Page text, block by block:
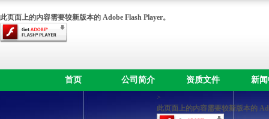
此页面上的内容需要较新版本的 Adobe Flash Player。
首页 公司简介 资质文件 新
>
此页面上的内容需要较新版本的